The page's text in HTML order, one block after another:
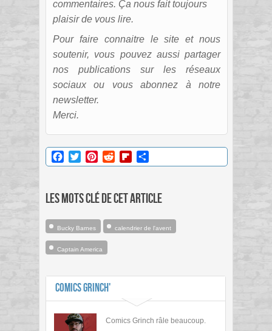
commentaires. Ça nous fait toujours
plaisir de vous lire.
Pour faire connaitre le site et nous
soutenir, vous pouvez aussi partager
nos publications sur les réseaux
sociaux ou vous abonnez à notre
newsletter.
Merci.
Facebook
TwitterPinterestRedditFlipboard
Les mots clé de cet article
Bucky Barnes calendrier de l'avent
Captain America
Comics Grinch'
Comics Grinch râle beaucoup.